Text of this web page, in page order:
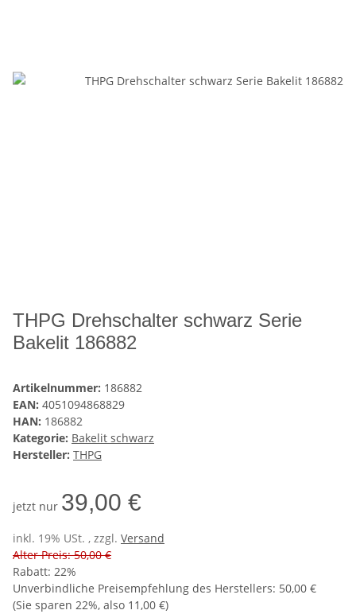
THPG Drehschalter schwarz Serie
Bakelit 186882
Artikelnummer: 186882
EAN: 4051094868829
HAN: 186882
Kategorie: Bakelit schwarz
Hersteller: THPG
jetzt nur 39,00 €
inkl. 19% USt. , zzgl. Versand
Alter Preis: 50,00 €
Rabatt: 22%
Unverbindliche Preisempfehlung des Herstellers: 50,00 €
(Sie sparen 22%, also 11,00 €)